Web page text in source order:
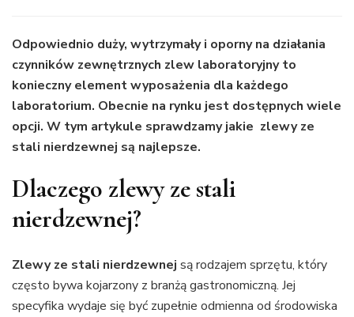
Odpowiednio duży, wytrzymały i oporny na działania
czynników zewnętrznych zlew laboratoryjny to
konieczny element wyposażenia dla każdego
laboratorium. Obecnie na rynku jest dostępnych wiele
opcji. W tym artykule sprawdzamy jakie zlewy ze
stali nierdzewnej są najlepsze.
Dlaczego zlewy ze stali
nierdzewnej?
Zlewy ze stali nierdzewnej są rodzajem sprzętu, który
często bywa kojarzony z branżą gastronomiczną. Jej
specyfika wydaje się być zupełnie odmienna od środowiska